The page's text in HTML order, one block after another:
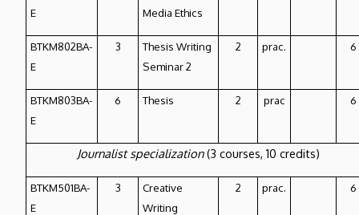
E
Media Ethics
BTKM802BA-
E
3
Thesis Writing
Seminar 2
2 prac. 6
BTKM803BA-
E
6 Thesis 2 prac 6
Journalist specialization(3 courses, 10 credits)
BTKM501BA-
E
3
Creative
Writing
2 prac. 6